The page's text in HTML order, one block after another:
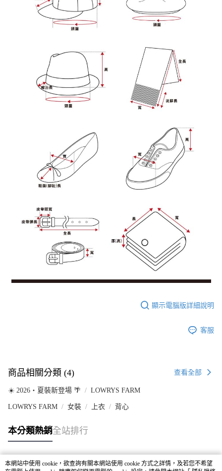
顯示電腦版詳細說明
客服
商品相關分類 (4) 查看全部
☀️ 2026・夏裝新登場 🌴 LOWRYS FARM
LOWRYS FARM 女裝 上衣 背心
本分類熱銷全站排行
熱門標籤
本網站中使用 cookie，欲查詢有關本網站使用 cookie 方式之詳情，及若您不希望